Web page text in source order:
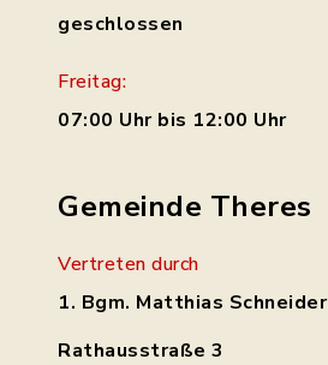
geschlossen
Freitag:
07:00 Uhr bis 12:00 Uhr
Gemeinde Theres
Vertreten durch
1. Bgm. Matthias Schneider
Rathausstraße 3